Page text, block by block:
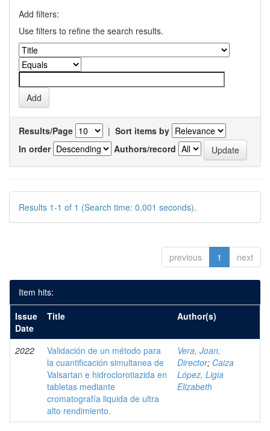
Add filters:
Use filters to refine the search results.
Results/Page | Sort items by
In order
Authors/record
Results 1-1 of 1 (Search time: 0.001 seconds).
previous 1 next
Item hits:
Issue
Date
Title Author(s)
2022
Validación de un método para
la cuantificación simultanea de
Valsartan e hidroclorotiazida en
tabletas mediante
cromatografía liquida de ultra
alto rendimiento.
Vera, Joan,
Director; Caiza
López, Ligia
Elizabeth